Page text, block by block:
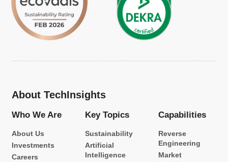
About TechInsights
Who We Are
About Us
Investments
Careers
Key Topics
Sustainability
Artificial
Intelligence
Capabilities
Reverse
Engineering
Market